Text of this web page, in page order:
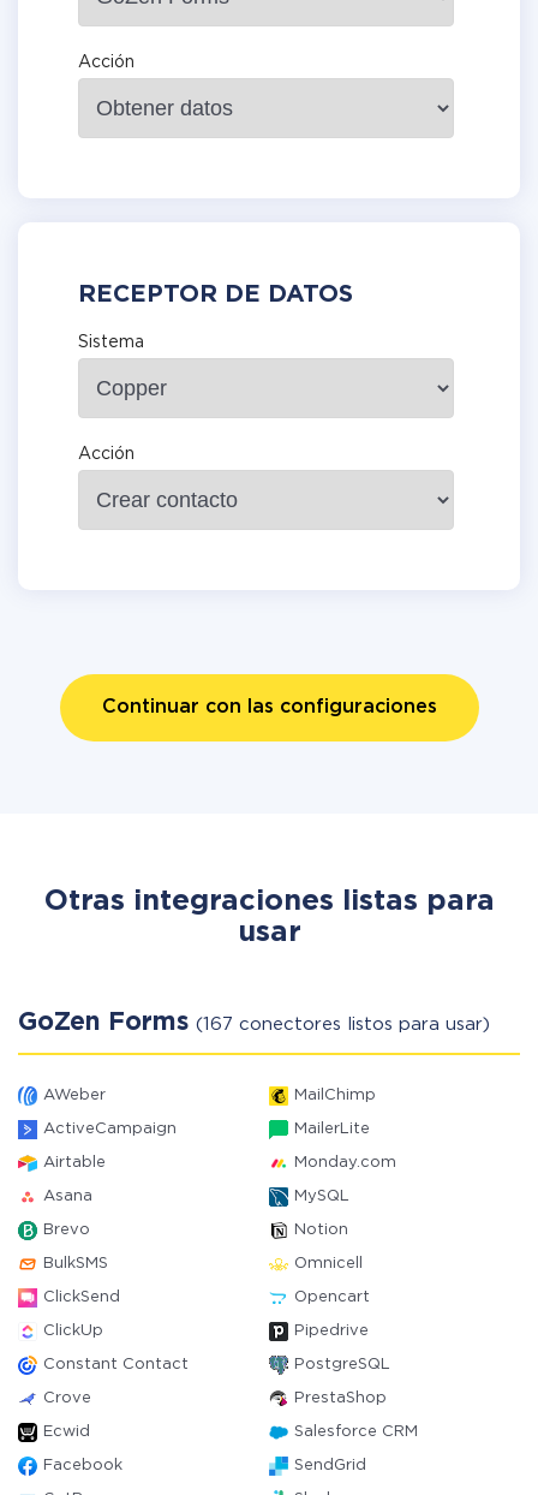
Acción
RECEPTOR DE DATOS
Sistema
Acción
Continuar con las configuraciones
Otras integraciones listas para
usar
GoZen Forms (167 conectores listos para usar)
AWeber MailChimp
ActiveCampaign MailerLite
Airtable Monday.com
Asana MySQL
Brevo Notion
BulkSMS Omnicell
ClickSend Opencart
ClickUp Pipedrive
Constant Contact PostgreSQL
Crove PrestaShop
Ecwid Salesforce CRM
Facebook SendGrid